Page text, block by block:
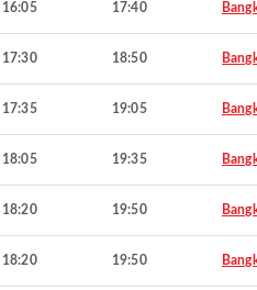
16:05 17:40
17:30 18:50
17:35 19:05
18:05 19:35
18:20 19:50
18:20 19:50